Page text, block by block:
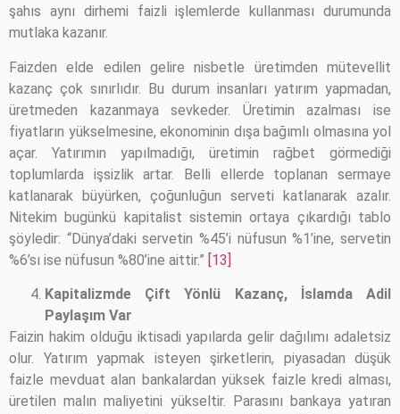
şahıs aynı dirhemi faizli işlemlerde kullanması durumunda
mutlaka kazanır.
Faizden elde edilen gelire nisbetle üretimden mütevellit
kazanç çok sınırlıdır. Bu durum insanları yatırım yapmadan,
üretmeden kazanmaya sevkeder. Üretimin azalması ise
fiyatların yükselmesine, ekonominin dışa bağımlı olmasına yol
açar. Yatırımın yapılmadığı, üretimin rağbet görmediği
toplumlarda işsizlik artar. Belli ellerde toplanan sermaye
katlanarak büyürken, çoğunluğun serveti katlanarak azalır.
Nitekim bugünkü kapitalist sistemin ortaya çıkardığı tablo
şöyledir: “Dünya’daki servetin %45’i nüfusun %1’ine, servetin
%6’sı ise nüfusun %80’ine aittir.” [13]
Kapitalizmde Çift Yönlü Kazanç, İslamda Adil
Paylaşım Var
Faizin hakim olduğu iktisadi yapılarda gelir dağılımı adaletsiz
olur. Yatırım yapmak isteyen şirketlerin, piyasadan düşük
faizle mevduat alan bankalardan yüksek faizle kredi alması,
üretilen malın maliyetini yükseltir. Parasını bankaya yatıran